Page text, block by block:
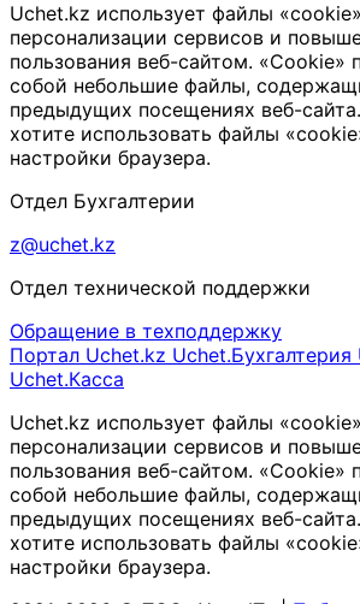
Uchet.kz использует файлы
персонализации сервисов и
пользования веб-сайтом. «Cookie»
собой небольшие файлы,
предыдущих посещениях веб-
хотите использовать файлы
настройки браузера.
Отдел Бухгалтерии
z@uchet.kz
Отдел технической поддержки
Обращение в техподдержку
Портал Uchet.kz Uchet.Бухгалтерия
Uchet.Касса
Uchet.kz использует файлы
персонализации сервисов и
пользования веб-сайтом. «Cookie»
собой небольшие файлы,
предыдущих посещениях веб-
хотите использовать файлы
настройки браузера.